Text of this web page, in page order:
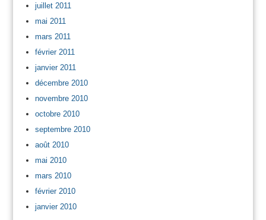
juillet 2011
mai 2011
mars 2011
février 2011
janvier 2011
décembre 2010
novembre 2010
octobre 2010
septembre 2010
août 2010
mai 2010
mars 2010
février 2010
janvier 2010